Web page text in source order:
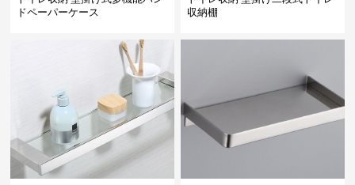
ドペーパーケース
収納棚